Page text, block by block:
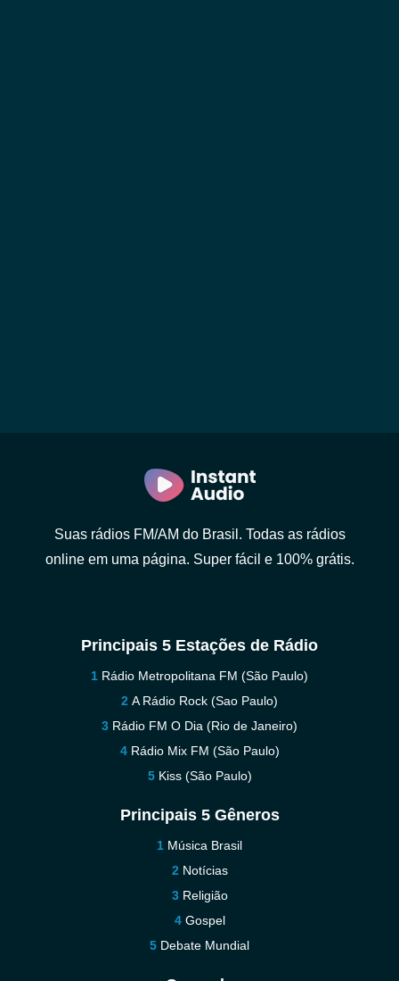
Suas rádios FM/AM do Brasil. Todas as rádios
online em uma página. Super fácil e 100% grátis.
Principais 5 Estações de Rádio
Rádio Metropolitana FM (São Paulo)
A Rádio Rock (Sao Paulo)
Rádio FM O Dia (Rio de Janeiro)
Rádio Mix FM (São Paulo)
Kiss (São Paulo)
Principais 5 Gêneros
Música Brasil
Notícias
Religião
Gospel
Debate Mundial